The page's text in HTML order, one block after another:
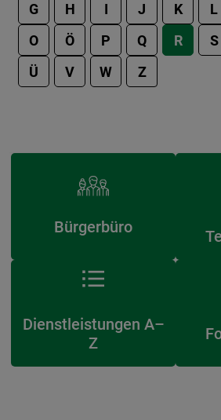
G
H I J K L
O
Ö P Q R S
Ü
V W Z
Bürgerbüro
Dienstleistungen A–
Z